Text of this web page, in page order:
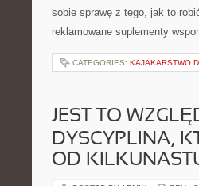
sobie sprawę z tego, jak to
reklamowane suplementy
CATEGORIES: KAJAKARSTWO
JEST TO
DYSCYPLINA,
OD